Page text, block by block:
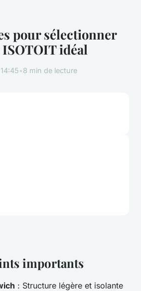
pour sélectionner
idéal
•8 min de lecture
importants
: Structure légère et isolante